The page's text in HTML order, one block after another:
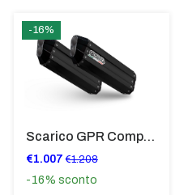
-16%
Scarico GPR Compatibile Con Bmw K 1600 Gt 2017-2021 - Hyper Sonic Black Titanium
€1.007 €1.208
-16% sconto